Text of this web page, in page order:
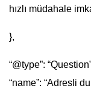
hızlı müdahale
},
“@type”:
“name”: “Adresli